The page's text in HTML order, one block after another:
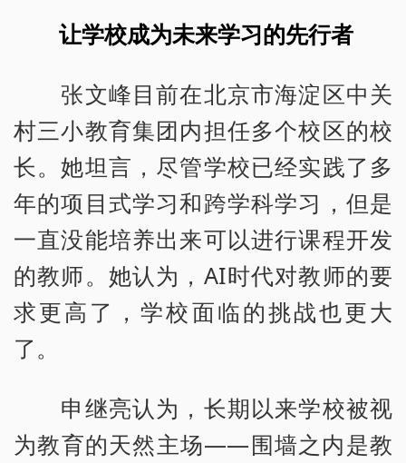
让学校成为未来学习的先行者
张文峰目前在北京市海淀区中关
村三小教育集团内担任多个校区的校
长。她坦言，尽管学校已经实践了多
年的项目式学习和跨学科学习，但是
一直没能培养出来可以进行课程开发
的教师。她认为，AI时代对教师的要
求更高了，学校面临的挑战也更大
了。
申继亮认为，长期以来学校被视
为教育的天然主场——围墙之内是教